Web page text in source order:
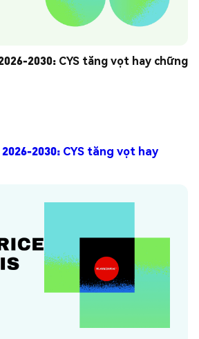
2030: CYS tăng vọt hay chững
2030: CYS tăng vọt hay